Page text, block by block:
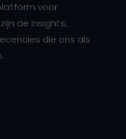
voor
de insights,
die ons als